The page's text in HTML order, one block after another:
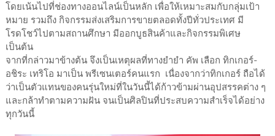
โดยเน้นไปที่ช่องทางออนไลน์เป็นหลัก เพื่อให้เหมาะสมกับกลุ่มเป้า
หมาย รวมถึง กิจกรรมส่งเสริมการขายตลอดทั้งปีทั่วประเทศ มี
โรดโชว์ไปตามสถานศึกษา มีออกบูธสินค้าและกิจกรรมพิเศษ
เป็นต้น
จากที่กล่าวมาข้างต้น จึงเป็นเหตุผลที่ทางยำยำ คัพ เลือก ทิกเกอร์-
อชิระ เทริโอ มาเป็น พรีเซนเตอร์คนแรก เนื่องจากว่าทิกเกอร์ ถือได้
ว่าเป็นตัวแทนของคนรุ่นใหม่ที่ในวันนี้ได้ก้าวข้ามผ่านอุปสรรคต่าง ๆ
และกล้าทำตามความฝัน จนเป็นศิลปินที่ประสบความสำเร็จได้อย่าง
ทุกวันนี้